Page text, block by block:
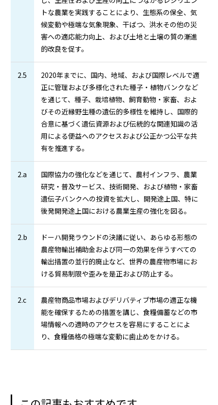
トな農業を実践することにより、生態系の保全、気
候変動や極端な気象現象、干ばつ、洪水その他の災
害への適応能力向上、および土地と土壌の質の漸進
的改良を促す。
2.5
2020年までに、国内、地域、および国際レベルで適
正に管理および多様化された種子・植物バンクなど
を通じて、種子、栽培植物、飼育動物・家畜、およ
びその近縁野生種の遺伝的多様性を維持し、国際的
合意に基づく遺伝資源および伝統的な関連知識の活
用による便益へのアクセスおよび公正かつ公平な共
有を推進する。
2.a
国際協力の強化などを通じて、農村インフラ、農業
研究・普及サービス、技術開発、および植物・家畜
遺伝子バンクへの投資を拡大し、開発途上国、特に
後発開発途上国における農業生産の強化を図る。
2.b
ドーハ開発ラウンドの決議に従い、あらゆる形態の
農産物輸出補助金および同一の効果を伴うすべての
輸出措置の並行的廃止など、世界の農産物市場にお
ける貿易制限や歪みを是正および防止する。
2.c
農産物商品市場およびデリバティブ市場の適正な機
能を確保するための措置を講じ、食糧備蓄などの市
場情報への適時のアクセスを容易にすることによ
り、食糧価格の極端な変動に歯止めをかける。